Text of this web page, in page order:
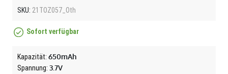
SKU: 21TOZ057_Oth
Sofort verfügbar
Kapazität: 650mAh
Spannung: 3.7V